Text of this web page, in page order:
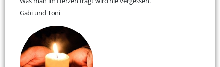
Gabi und Toni